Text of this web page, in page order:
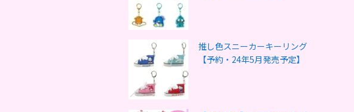
推し色スニーカーキーリング
【予約・24年5月発売予定】